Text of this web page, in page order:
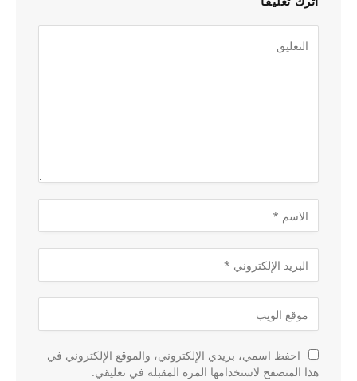
احفظ اسمي، بريدي الإلكتروني، والموقع الإلكتروني في
هذا المتصفح لاستخدامها المرة المقبلة في تعليقي.